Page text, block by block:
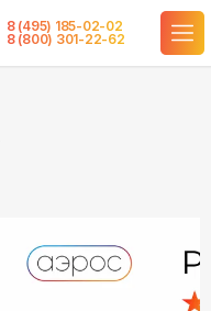
8 (495) 185-02-02
8 (800) 301-22-62